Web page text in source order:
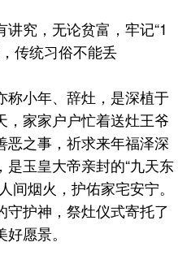
究，无论贫富，牢记“1
传统习俗不能丢
小年、辞灶，是深植于
，家家户户忙着送灶王爷
恶之事，祈求来年福泽深
玉皇大帝亲封的“九天东
间烟火，护佑家宅安宁。
护神，祭灶仪式寄托了
愿景。